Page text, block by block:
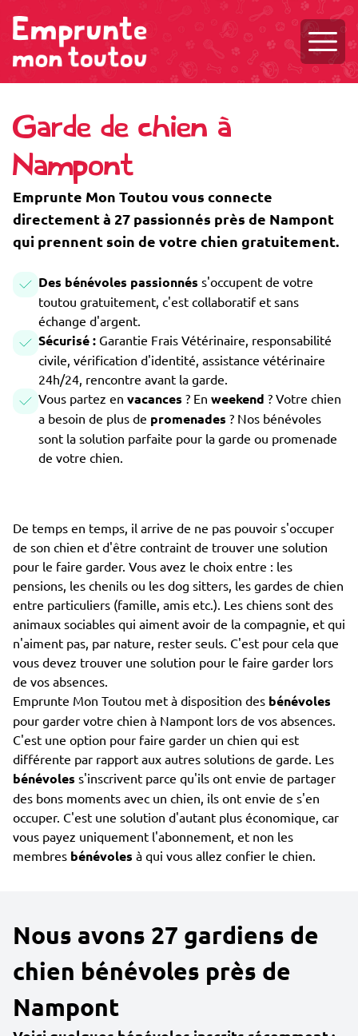
Garde de chien à
Nampont
Emprunte Mon Toutou vous connecte
directement à 27 passionnés près de Nampont
qui prennent soin de votre chien gratuitement.
Des bénévoles passionnés s'occupent de votre
toutou gratuitement, c'est collaboratif et sans
échange d'argent.
Sécurisé : Garantie Frais Vétérinaire, responsabilité
civile, vérification d'identité, assistance vétérinaire
24h/24, rencontre avant la garde.
Vous partez en vacances ? En weekend ? Votre chien
a besoin de plus de promenades ? Nos bénévoles
sont la solution parfaite pour la garde ou promenade
de votre chien.
De temps en temps, il arrive de ne pas pouvoir s'occuper
de son chien et d'être contraint de trouver une solution
pour le faire garder. Vous avez le choix entre : les
pensions, les chenils ou les dog sitters, les gardes de chien
entre particuliers (famille, amis etc.). Les chiens sont des
animaux sociables qui aiment avoir de la compagnie, et qui
n'aiment pas, par nature, rester seuls. C'est pour cela que
vous devez trouver une solution pour le faire garder lors
de vos absences.
Emprunte Mon Toutou met à disposition des bénévoles
pour garder votre chien à Nampont lors de vos absences.
C'est une option pour faire garder un chien qui est
différente par rapport aux autres solutions de garde. Les
bénévoles s'inscrivent parce qu'ils ont envie de partager
des bons moments avec un chien, ils ont envie de s'en
occuper. C'est une solution d'autant plus économique, car
vous payez uniquement l'abonnement, et non les
membres bénévoles à qui vous allez confier le chien.
Nous avons 27 gardiens de
chien bénévoles près de
Nampont